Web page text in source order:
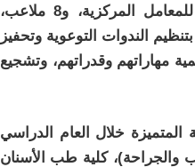
للورش الهندسية يحتويان على 6 ورش، ومعامل تخصصية، ومبنى للمعامل المركزية، و8 ملاعب،
اهتمام الجامعة بتنظيم الندوات التوعوية وتحفيز
مهاراتهم وقدراتهم، وتشجيع
المتميزة خلال العام الدراسي
الطب والجراحة)، كلية طب الأسنان